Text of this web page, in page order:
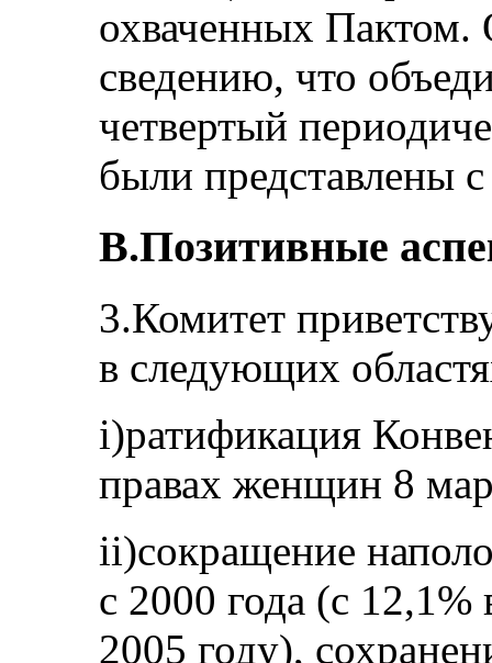
охваченных
сведению, что
четвертый
были представлены
В.Позитивные
3.Комитет
в следующих
i)ратификация
правах женщин 8
ii)сокращение
с 2000 года (с
2005 году),